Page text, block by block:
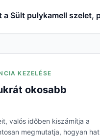
a Sült pulykamell szelet,
KEZELÉSE
okosabb
valós időben kiszámítja a
megmutatja, hogyan hat